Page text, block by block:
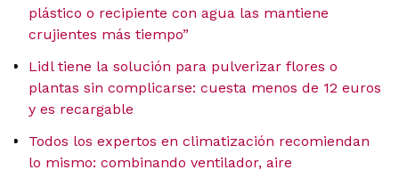
plástico o recipiente con agua las mantiene
crujientes más tiempo”
Lidl tiene la solución para pulverizar flores o
plantas sin complicarse: cuesta menos de 12 euros
y es recargable
Todos los expertos en climatización recomiendan
lo mismo: combinando ventilador, aire